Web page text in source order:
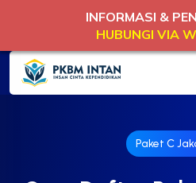
Paket C
INFORMASI &
HUBUNGI VIA